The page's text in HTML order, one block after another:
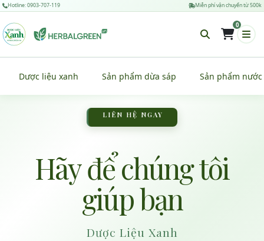
Hotline: 0903-707-119 Miễn phí vận chuyển từ 500k
0
Dược liệu xanh Sản phẩm dừa sáp Sản phẩm
LIÊN HỆ NGAY
Hãy để chúng tôi
giúp bạn
Dược Liệu Xanh